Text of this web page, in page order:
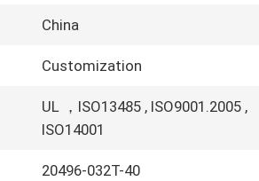
China
Customization
UL ，ISO13485 , ISO9001.2005 ,
ISO14001
20496-032T-40